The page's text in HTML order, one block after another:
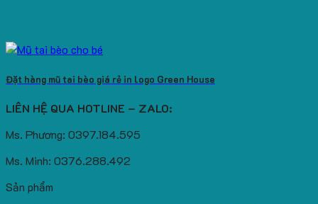
Đặt hàng mũ tai bèo giá rẻ in logo Green House
LIÊN HỆ QUA HOTLINE – ZALO:
Ms. Phương: 0397.184.595
Ms. Minh: 0376.288.492
Sản phẩm